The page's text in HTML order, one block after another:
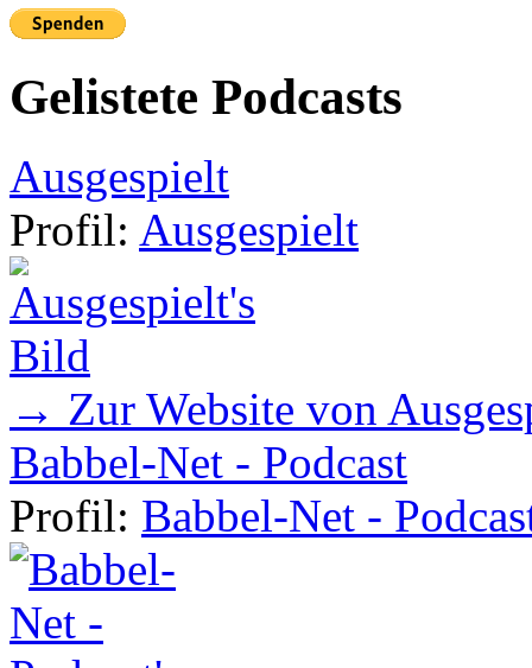
Gelistete Podcasts
Ausgespielt
Profil: Ausgespielt
→ Zur Website von
Babbel-Net - Podcast
Profil: Babbel-Net -